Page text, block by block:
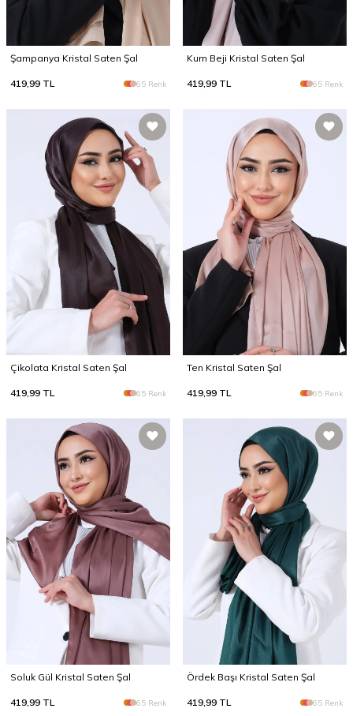
Şampanya Kristal Saten Şal
419,99 TL 65 Renk
Kum Beji Kristal Saten Şal
419,99 TL 65 Renk
Çikolata Kristal Saten Şal
419,99 TL 65 Renk
Ten Kristal Saten Şal
419,99 TL 65 Renk
Soluk Gül Kristal Saten Şal
419,99 TL 65 Renk
Ördek Başı Kristal Saten Şal
419,99 TL 65 Renk